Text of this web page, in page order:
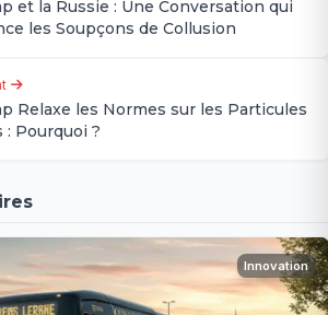
et la Russie : Une Conversation qui
les Soupçons de Collusion
Relaxe les Normes sur les Particules
: Pourquoi ?
Innovation